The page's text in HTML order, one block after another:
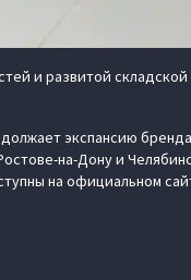
и развитой
экспансию
на-Дону и
на официальном